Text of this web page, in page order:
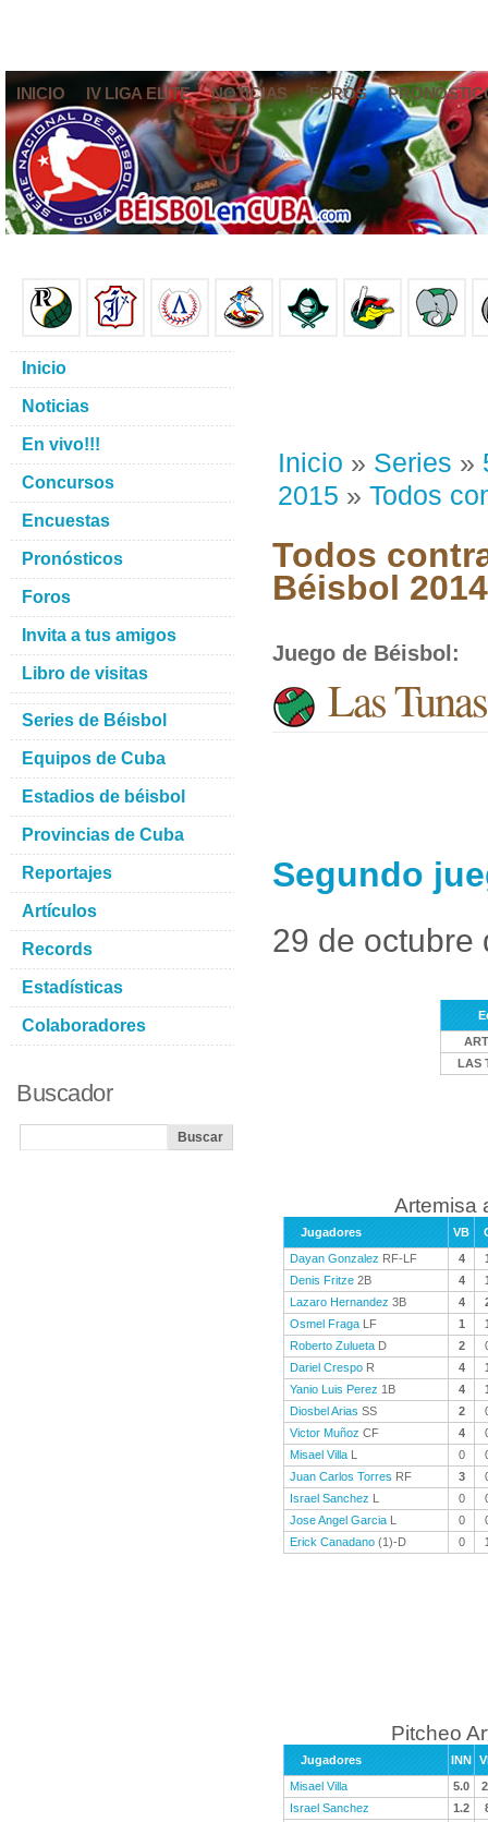
INICIO IV LIGA ELITE NOTICIAS FOROS
Inicio » Series »
2015 » Todos
Todos
Béisbol
Juego de Béisbol :
Las
Segundo
29 de octubre
LAS
Artemisa
Jugadores VB
Dayan Gonzalez RF-LF 4
Denis Fritze 2B 4
Lazaro Hernandez 3B 4
Osmel Fraga LF 1
Roberto Zulueta D 2
Dariel Crespo R 4
Yanio Luis Perez 1B 4
Diosbel Arias SS 2
Victor Muñoz CF 4
Misael Villa L 0
Juan Carlos Torres RF 3
Israel Sanchez L 0
Jose Angel Garcia L 0
Erick Canadano (1)-D 0
Pitcheo
Jugadores INN
Misael Villa
5.0
Israel Sanchez
1.2
Inicio
Noticias
En vivo!!!
Concursos
Encuestas
Pronósticos
Foros
Invita a tus amigos
Libro de visitas
Series de Béisbol
Equipos de Cuba
Estadios de béisbol
Provincias de Cuba
Reportajes
Artículos
Records
Estadísticas
Colaboradores
Buscador